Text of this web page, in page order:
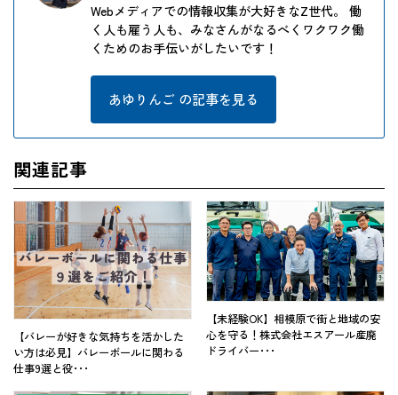
Webメディアでの情報収集が大好きなZ世代。 働
く人も雇う人も、みなさんがなるべくワクワク働
くためのお手伝いがしたいです！
あゆりんご の記事を見る
関連記事
【バレーが好きな気持ちを活かした
い方は必見】バレーボールに関わる
仕事9選と役･･･
【未経験OK】相模原で街と地域の安
心を守る！株式会社エスアール産廃
ドライバー･･･